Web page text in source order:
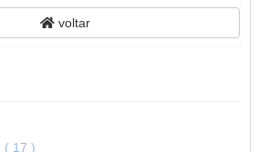
voltar
( 17 )